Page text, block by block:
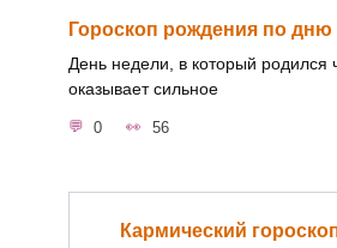
Гороскоп рождения по дню
День недели, в который родился
оказывает сильное
0 56
Кармический